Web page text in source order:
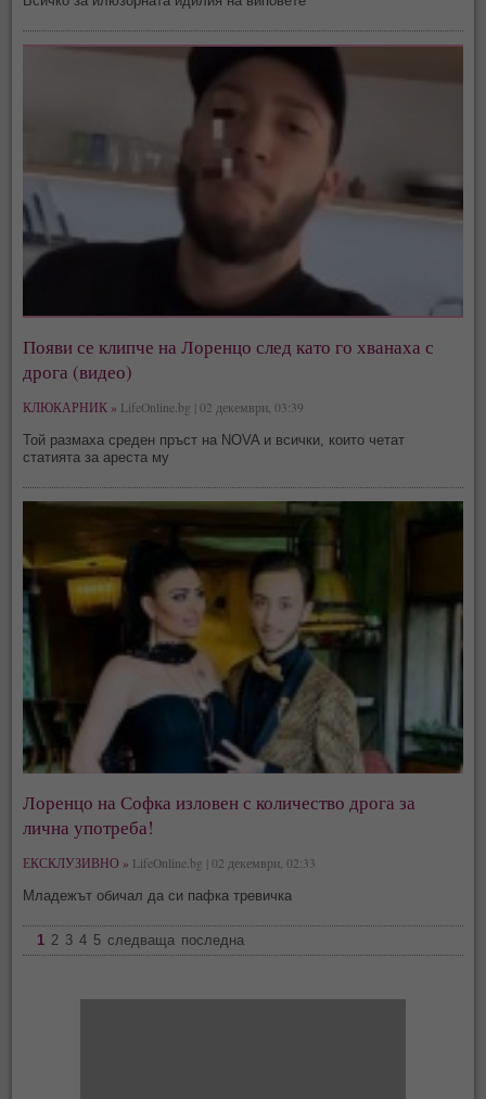
Появи се клипче на Лоренцо след като го хванаха с
дрога (видео)
КЛЮКАРНИК » LifeOnline.bg | 02 декември, 03:39
Той размаха среден пръст на NOVA и всички, които четат
статията за ареста му
Лоренцо на Софка изловен с количество дрога за
лична употреба!
ЕКСКЛУЗИВНО » LifeOnline.bg | 02 декември, 02:33
Младежът обичал да си пафка тревичка
1 2 3 4 5 следваща последна